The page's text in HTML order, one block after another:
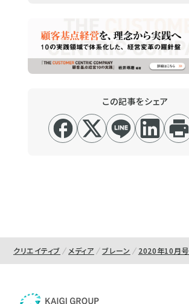
この記事をシェア
クリエイティブ メディア ブレーン 2020年10月号